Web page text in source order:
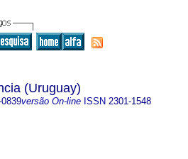
(Uruguay)
versão On-line ISSN 2301-1548